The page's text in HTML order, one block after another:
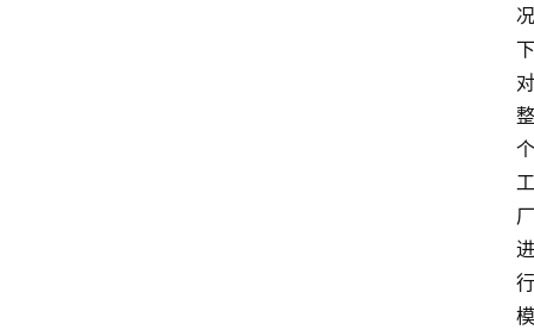
况
下
对
整
个
工
厂
进
行
模